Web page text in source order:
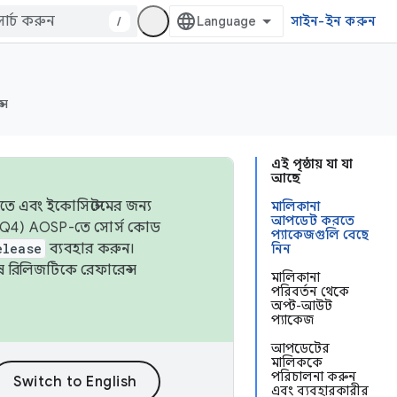
/ সাইন-ইন করুন
এই পৃষ্ঠায় যা যা
আছে
মালিকানা
আপডেট করতে
প্যাকেজগুলি বেছে
নিন
মালিকানা
পরিবর্তন থেকে
অপ্ট-আউট
প্যাকেজ
আপডেটের
মালিককে
পরিচালনা করুন
এবং ব্যবহারকারীর
এবং ইকোসিস্টেমের জন্য
Q4) AOSP-তে সোর্স কোড
ব্যবহার করুন।
রিলিজটিকে রেফারেন্স